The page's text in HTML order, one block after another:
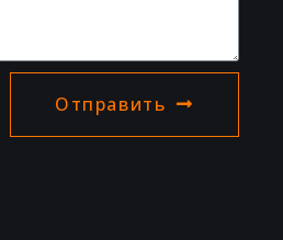
Отправить